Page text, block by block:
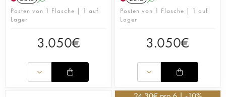
Posten von 1 Flasche | 1 auf
Lager
3.050€
Posten von 1 Flasche | 1 auf
Lager
3.050€